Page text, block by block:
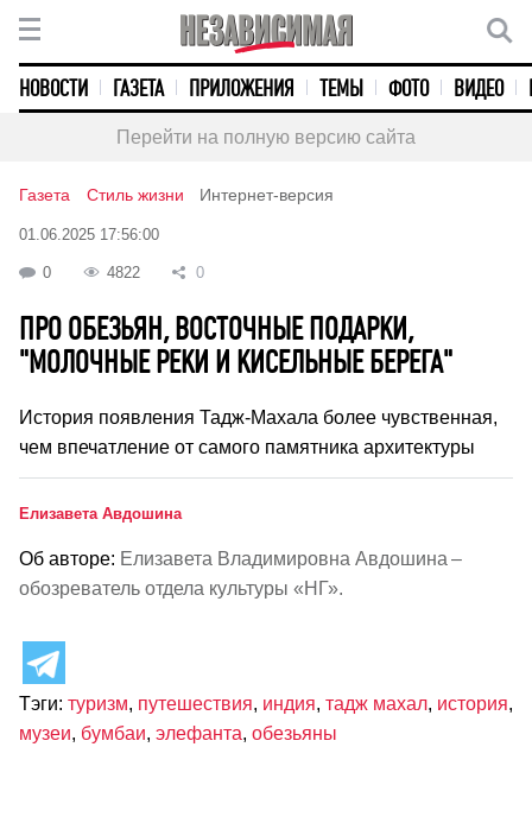
НОВОСТИ ГАЗЕТА ПРИЛОЖЕНИЯ ТЕМЫ ФОТО ВИДЕО
Перейти на полную версию сайта
Газета Стиль жизни Интернет-версия
01.06.2025 17:56:00
0 4822 0
ПРО ОБЕЗЬЯН, ВОСТОЧНЫЕ ПОДАРКИ,
"МОЛОЧНЫЕ РЕКИ И КИСЕЛЬНЫЕ БЕРЕГА"
История появления Тадж-Махала более чувственная,
чем впечатление от самого памятника архитектуры
Елизавета Авдошина
Об авторе: Елизавета Владимировна Авдошина –
обозреватель отдела культуры «НГ».
Тэги: туризм, путешествия, индия, тадж махал, история,
музеи, бумбаи, элефанта, обезьяны